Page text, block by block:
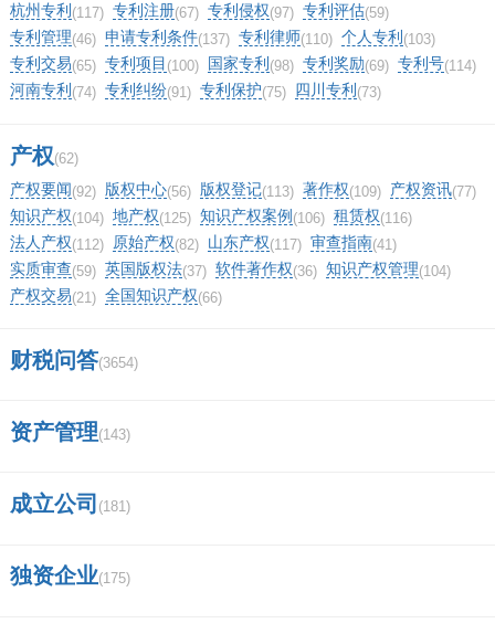
杭州专利 (117) 专利注册(67) 专利侵权(97) 专利评估(59)
专利管理(46) 申请专利条件(137) 专利律师(110) 个人专利 (103)
专利交易(65) 专利项目 (100) 国家专利 (98) 专利奖励(69) 专利号(114)
河南专利 (74) 专利纠纷(91) 专利保护(75) 四川专利 (73)
产权(62)
产权要闻(92) 版权中心(56) 版权登记(113) 著作权(109) 产权资讯(77)
知识产权(104) 地产权(125) 知识产权案例 (106) 租赁权(116)
法人产权(112) 原始产权(82) 山东产权(117) 审查指南(41)
实质审查(59) 英国版权法(37) 软件著作权(36) 知识产权管理(104)
产权交易(21) 全国知识产权(66)
财税问答(3654)
资产管理(143)
成立公司 (181)
独资企业(175)